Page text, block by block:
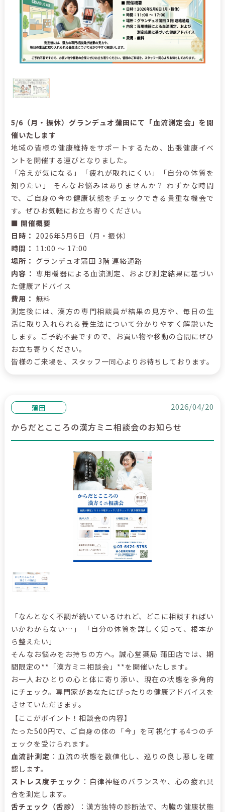
5/6（月・振休）グランデュオ蒲田にて「血流測定会」を開
催いたします
地域の皆様の健康維持をサポートするため、出張健康イベ
ントを開催する運びとなりました。
「冷えが気になる」「疲れが取れにくい」「自分の体質を
知りたい」 そんなお悩みはありませんか？ わずかな時間
で、ご自身の今の健康状態をチェックできる貴重な機会で
す。ぜひお気軽にお立ち寄りください。
■ 開催概要
日時： 2026年5月6日（月・振休）
時間： 11:00 ～ 17:00
場所： グランデュオ蒲田 3階 連絡通路
内容： 専用機器による血流測定、および測定結果に基づい
た健康アドバイス
費用： 無料
測定後には、漢方の専門相談員が結果の見方や、毎日の生
活に取り入れられる養生法について分かりやすく解説いた
します。ご予約不要ですので、お買い物や移動の合間にぜひ
お立ち寄りください。
皆様のご来場を、スタッフ一同心よりお待ちしております。
蒲田 2026/04/20
からだとこころの漢方ミニ相談会のお知らせ
「なんとなく不調が続いているけれど、どこに相談すればい
いかわからない…」 「自分の体質を詳しく知って、根本か
ら整えたい」
そんなお悩みをお持ちの方へ。誠心堂薬局 蒲田店では、期
間限定の**「漢方ミニ相談会」**を開催いたします。
お一人おひとりの心と体に寄り添い、現在の状態を多角的
にチェック。専門家があなたにぴったりの健康アドバイスを
させていただきます。
【ここがポイント！相談会の内容】
たった500円で、ご自身の体の「今」を可視化する4つのチ
ェックを受けられます。
血流計測定 ：血流の状態を数値化し、巡りの良し悪しを確
認します。
ストレス度チェック ：自律神経のバランスや、心の疲れ具
合を測定します。
舌チェック（舌診）
：漢方独特の診断法で、内臓の健康状態